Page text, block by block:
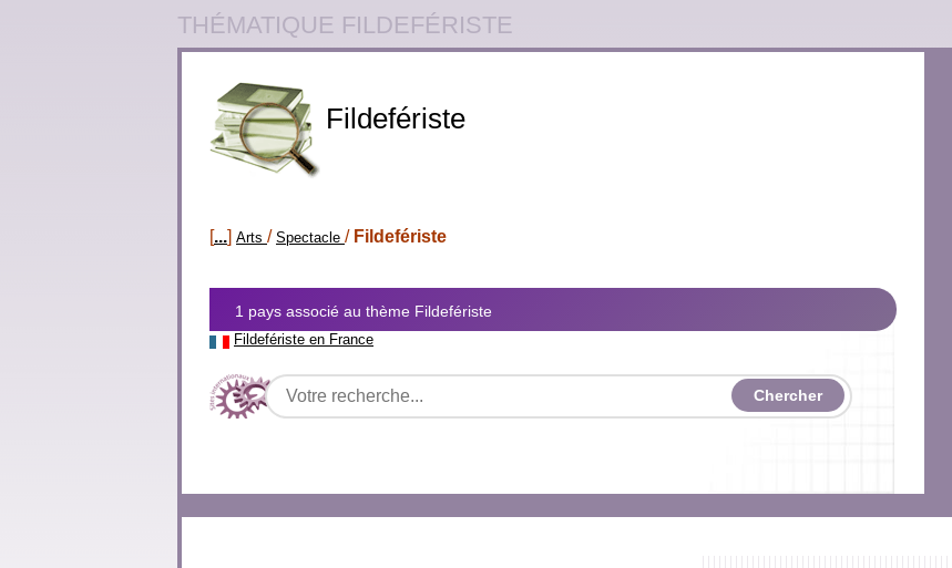
THÉMATIQUE FILDEFÉRISTE
Fildefériste
[...] Arts / Spectacle / Fildefériste
1 pays associé au thème Fildefériste
Fildefériste en France